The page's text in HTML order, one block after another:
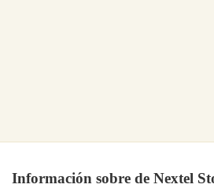
Información sobre de Nextel